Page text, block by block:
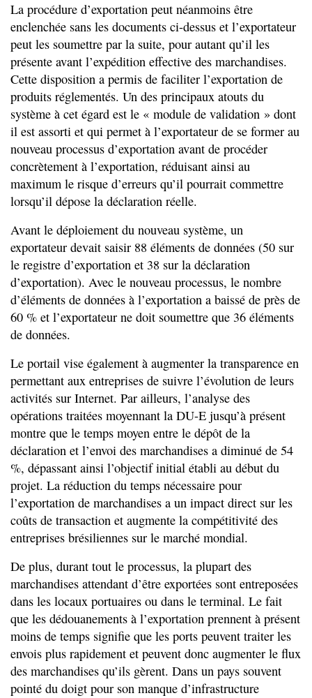
La procédure d’exportation peut néanmoins être
enclenchée sans les documents ci-dessus et l’exportateur
peut les soumettre par la suite, pour autant qu’il les
présente avant l’expédition effective des marchandises.
Cette disposition a permis de faciliter l’exportation de
produits réglementés. Un des principaux atouts du
système à cet égard est le « module de validation » dont
il est assorti et qui permet à l’exportateur de se former au
nouveau processus d’exportation avant de procéder
concrètement à l’exportation, réduisant ainsi au
maximum le risque d’erreurs qu’il pourrait commettre
lorsqu’il dépose la déclaration réelle.
Avant le déploiement du nouveau système, un
exportateur devait saisir 88 éléments de données (50 sur
le registre d’exportation et 38 sur la déclaration
d’exportation). Avec le nouveau processus, le nombre
d’éléments de données à l’exportation a baissé de près de
60 % et l’exportateur ne doit soumettre que 36 éléments
de données.
Le portail vise également à augmenter la transparence en
permettant aux entreprises de suivre l’évolution de leurs
activités sur Internet. Par ailleurs, l’analyse des
opérations traitées moyennant la DU-E jusqu’à présent
montre que le temps moyen entre le dépôt de la
déclaration et l’envoi des marchandises a diminué de 54
%, dépassant ainsi l’objectif initial établi au début du
projet. La réduction du temps nécessaire pour
l’exportation de marchandises a un impact direct sur les
coûts de transaction et augmente la compétitivité des
entreprises brésiliennes sur le marché mondial.
De plus, durant tout le processus, la plupart des
marchandises attendant d’être exportées sont entreposées
dans les locaux portuaires ou dans le terminal. Le fait
que les dédouanements à l’exportation prennent à présent
moins de temps signifie que les ports peuvent traiter les
envois plus rapidement et peuvent donc augmenter le flux
des marchandises qu’ils gèrent. Dans un pays souvent
pointé du doigt pour son manque d’infrastructure